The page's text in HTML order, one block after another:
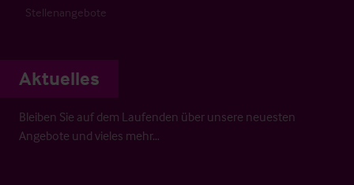
Stellenangebote
Aktuelles
Bleiben Sie auf dem Laufenden über unsere neuesten
Angebote und vieles mehr…